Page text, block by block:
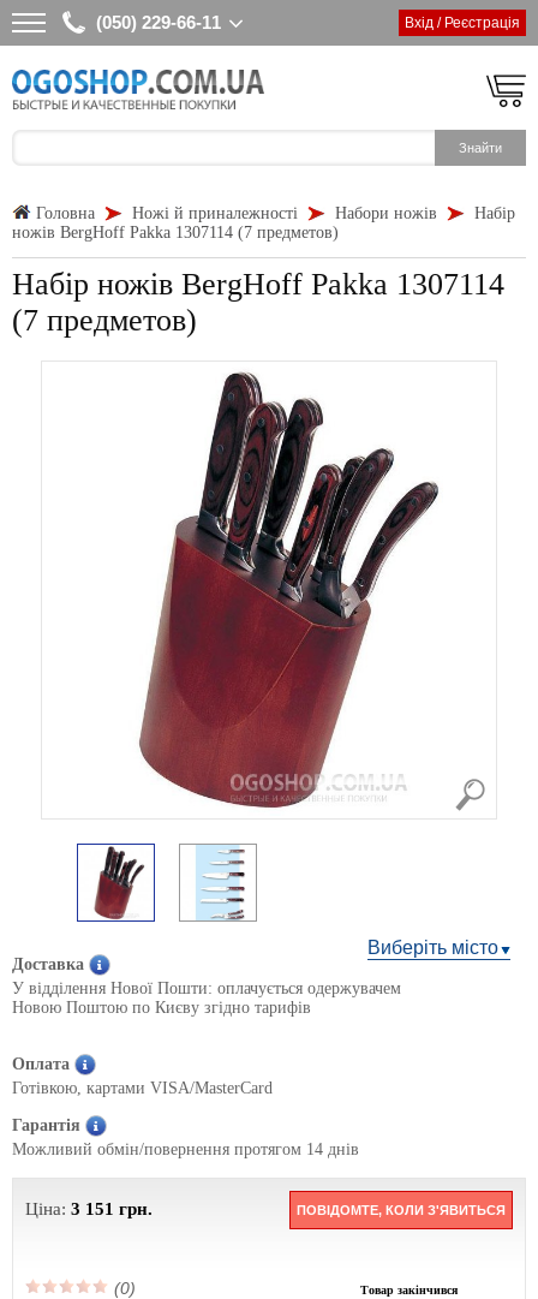
(050) 229-66-11 Вхід / Реєстрація
Головна Ножі й приналежності Набори ножів
Набір
ножів BergHoff Pakka 1307114 (7 предметов)
Набір ножів BergHoff Pakka 1307114
(7 предметов)
Виберіть місто
Доставка
У відділення Нової Пошти: оплачується одержувачем
Новою Поштою по Києву згідно тарифів
Оплата
Готівкою, картами VISA/MasterCard
Гарантія
Можливий обмін/повернення протягом 14 днів
Ціна: 3 151 грн. ПОВІДОМТЕ, КОЛИ З'ЯВИТЬСЯ
(0) Товар закінчився